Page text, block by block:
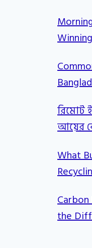
রিমোট
আয়ের
What
the